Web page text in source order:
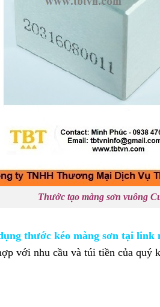
Thước tạo màng sơn vuông
thước kéo màng sơn tại link
với nhu cầu và túi tiền của quý